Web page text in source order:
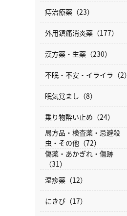
痔治療薬（23）
外用鎮痛消炎薬（177）
漢方薬・生薬（230）
不眠・不安・イライラ（2）
眠気覚まし（8）
乗り物酔い止め（24）
局方品・検査薬・忌避殺
虫・その他（72）
傷薬・あかぎれ・傷跡
（31）
湿疹薬（12）
にきび（17）